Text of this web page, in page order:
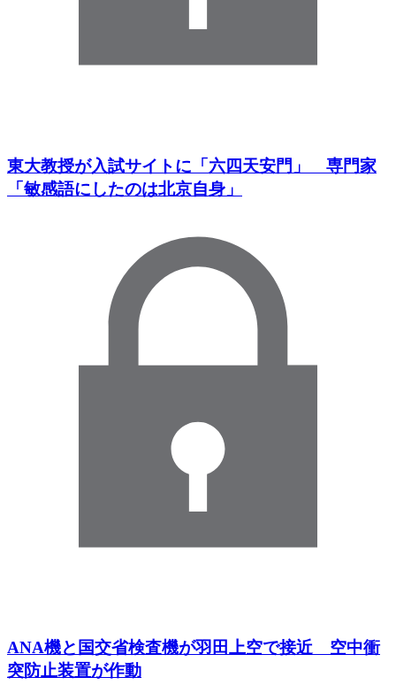
東大教授が入試サイトに「六四天安門」 専門家
「敏感語にしたのは北京自身」
ANA機と国交省検査機が羽田上空で接近 空中衝
突防止装置が作動